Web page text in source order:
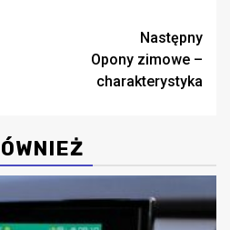
Następny
Opony zimowe –
charakterystyka